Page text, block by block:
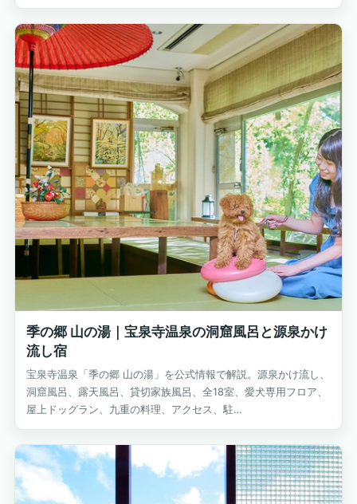
季の郷 山の湯｜宝泉寺温泉の洞窟風呂と源泉かけ
流し宿
宝泉寺温泉「季の郷 山の湯」を公式情報で解説。源泉かけ流し、
洞窟風呂、露天風呂、貸切家族風呂、全18室、愛犬専用フロア、
屋上ドッグラン、九重の料理、アクセス、駐…